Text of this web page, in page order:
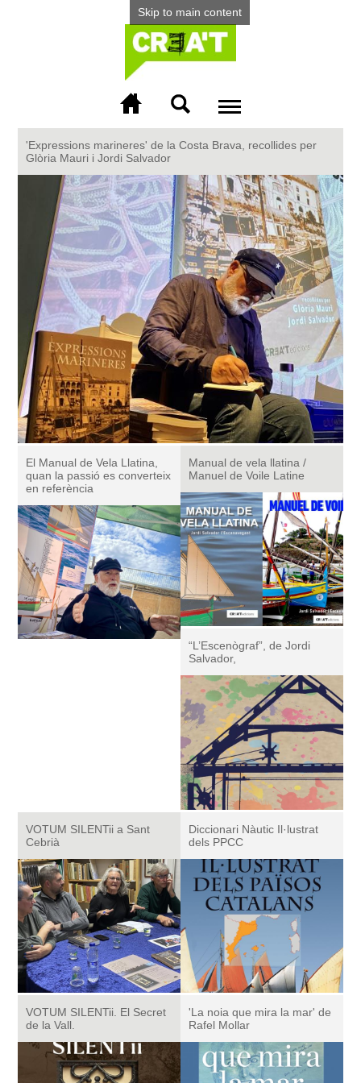
Skip to main content
More info
'Expressions marineres' de la Costa Brava, recollides per
Glòria Mauri i Jordi Salvador
El Manual de Vela Llatina,
quan la passió es converteix
en referència
Manual de vela llatina /
Manuel de Voile Latine
“L’Escenògraf”, de Jordi
Salvador,
VOTUM SILENTii a Sant
Cebrià
Diccionari Nàutic Il·lustrat
dels PPCC
VOTUM SILENTii. El Secret
de la Vall.
'La noia que mira la mar' de
Rafel Mollar